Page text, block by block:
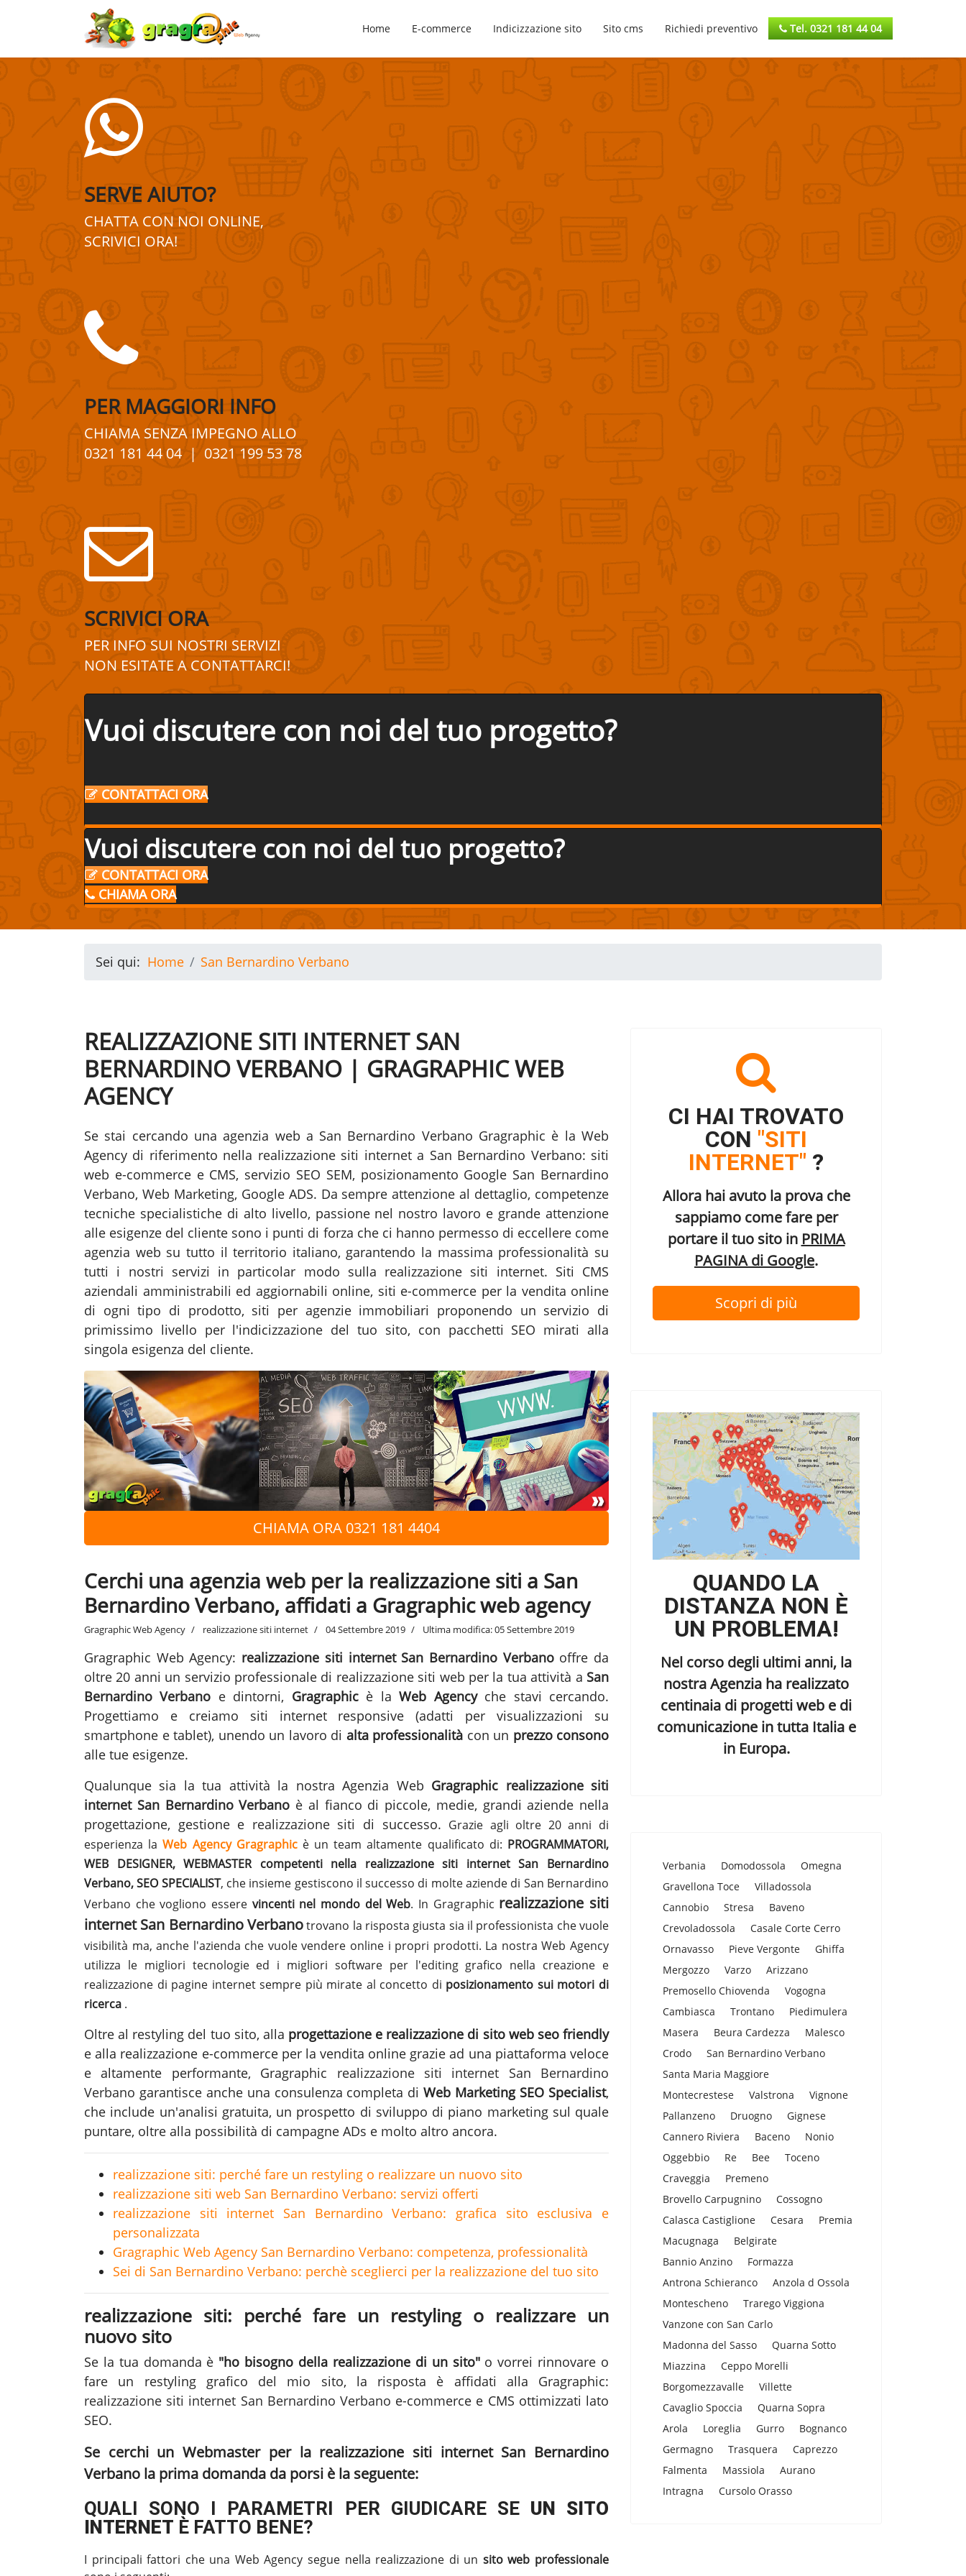
Home E-commerce Indicizzazione sito Sito cms Richiedi preventivo Tel. 0321 181 44 04
SERVE AIUTO?
CHATTA CON NOI ONLINE,
SCRIVICI ORA!
PERMAGGIORI INFO
CHIAMA SENZA IMPEGNO ALLO
0321 181 44 04| 0321 199 53 78
SCRIVICI ORA
PER INFO SUI NOSTRISERVIZI
NON ESITATE ACONTATTARCI!
Vuoi discutere con noi del tuo progetto?
CONTATTACI ORA
Vuoi discutere con noi del tuo progetto?
CONTATTACI ORA
CHIAMA ORA
Sei qui: Home San Bernardino Verbano
REALIZZAZIONE SITI INTERNET SAN
BERNARDINO VERBANO | GRAGRAPHIC WEB
AGENCY
Se stai cercando una agenzia web a San Bernardino Verbano Gragraphic è la Web
Agency di riferimento nella realizzazione siti internet a San Bernardino Verbano: siti
web e-commerce e CMS, servizio SEO SEM, posizionamento Google San Bernardino
Verbano, Web Marketing, Google ADS. Da sempre attenzione al dettaglio, competenze
tecniche specialistiche di alto livello, passione nel nostro lavoro e grande attenzione
alle esigenze del cliente sono i punti di forza che ci hanno permesso di eccellere come
agenzia web su tutto il territorio italiano, garantendo la massima professionalità su
tutti i nostri servizi in particolar modo sulla realizzazione siti internet. Siti CMS
aziendali amministrabili ed aggiornabili online, siti e-commerce per la vendita online
di ogni tipo di prodotto, siti per agenzie immobiliari proponendo un servizio di
primissimo livello per l'indicizzazione del tuo sito, con pacchetti SEO mirati alla
singola esigenza del cliente.
CHIAMA ORA 0321 181 4404
Cerchi una agenzia web per la realizzazione siti a San
Bernardino Verbano, affidati a Gragraphic web agency
Gragraphic Web Agency realizzazione siti internet 04 Settembre 2019 Ultima modifica: 05 Settembre 2019
Gragraphic Web Agency: realizzazione siti internet San Bernardino Verbanooffre da
oltre 20 anni un servizio professionale di realizzazione siti web per la tua attività a San
Bernardino Verbano e dintorni, Gragraphic è laWeb Agencyche stavi cercando.
Progettiamo e creiamo siti internet responsive (adatti per visualizzazioni su
smartphone e tablet), unendo un lavoro di alta professionalità con un prezzo consono
alle tue esigenze.
Qualunque sia la tua attività la nostra Agenzia Web Gragraphic realizzazione siti
internet San Bernardino Verbano è al fianco di piccole, medie, grandi aziende nella
progettazione, gestione e realizzazione siti di successo. Grazie agli oltre 20 anni di
esperienza laWeb Agency Gragraphicè un team altamente qualificato di: PROGRAMMATORI,
WEB DESIGNER, WEBMASTER competenti nella realizzazione siti internet San Bernardino
Verbano, SEO SPECIALIST, che insieme gestiscono il successo di molte aziende di San Bernardino
Verbano che vogliono essere vincenti nel mondo del Web. In Gragraphic realizzazione siti
internet San Bernardino Verbanotrovano la risposta giusta sia il professionista che vuole
visibilità ma, anche l'azienda che vuole vendere online i propri prodotti. La nostra Web Agency
utilizza le migliori tecnologie ed i migliori software per l'editing grafico nella creazione e
realizzazione di pagine internet sempre più mirate al concetto di posizionamento sui motori di
ricerca .
Oltre al restyling del tuo sito, alla progettazione e realizzazione di sito web seo friendly
e alla realizzazione e-commerce per la vendita online grazie ad una piattaforma veloce
e altamente performante, Gragraphic realizzazione siti internet San Bernardino
Verbano garantisce anche una consulenza completa diWeb Marketing SEO Specialist,
che include un'analisi gratuita, un prospetto di sviluppo di piano marketing sul quale
puntare, oltre alla possibilità di campagne ADs e molto altro ancora.
realizzazione siti: perché fare un restyling o realizzare un nuovo sito
realizzazione siti web San Bernardino Verbano: servizi offerti
realizzazione siti internet San Bernardino Verbano: grafica sito esclusiva e
personalizzata
Gragraphic Web Agency San Bernardino Verbano: competenza, professionalità
Sei di San Bernardino Verbano: perchè sceglierci per la realizzazione del tuo sito
realizzazione siti: perché fare un restyling o realizzare un
nuovo sito
Se la tua domanda è "ho bisogno della realizzazione di un sito"o vorrei rinnovare o
fare un restyling grafico del mio sito, la risposta è affidati alla Gragraphic:
realizzazione siti internet San Bernardino Verbano e-commerce e CMS ottimizzati lato
SEO.
Se cerchi un Webmaster per la realizzazione siti internet San Bernardino
Verbano la prima domanda da porsi è la seguente:
QUALI SONO I PARAMETRI PER GIUDICARE SEUN SITO
INTERNET È FATTO BENE?
I principali fattori che una Web Agency segue nella realizzazione di un sito web professionale
CI HAI TROVATO
CON "SITI
INTERNET" ?
Allora hai avuto la prova che
sappiamo come fare per
portare il tuo sito in PRIMA
PAGINA di Google.
Scopri di più
QUANDO LA
DISTANZA NON È
UN PROBLEMA!
Nel corso degli ultimi anni, la
nostra Agenzia ha realizzato
centinaia di progetti web e di
comunicazione in tutta Italia e
in Europa.
Verbania Domodossola
Omegna
Gravellona Toce
Villadossola
Cannobio
Stresa
Baveno
Crevoladossola
Casale Corte Cerro
Ornavasso
Pieve Vergonte
Ghiffa
Mergozzo
Varzo
Arizzano
Premosello Chiovenda
Vogogna
Cambiasca
Trontano
Piedimulera
Masera
Beura Cardezza
Malesco
Crodo
San Bernardino Verbano
Santa Maria Maggiore
Montecrestese
Valstrona
Vignone
Pallanzeno
Druogno
Gignese
Cannero Riviera
Baceno
Nonio
Oggebbio
Re Bee
Toceno
Craveggia
Premeno
Brovello Carpugnino
Cossogno
Calasca Castiglione
Cesara
Premia
Macugnaga
Belgirate
Bannio Anzino
Formazza
Antrona Schieranco
Anzola d Ossola
Montescheno
Trarego Viggiona
Vanzone con San Carlo
Madonna del Sasso
Quarna Sotto
Miazzina
Ceppo Morelli
Borgomezzavalle
Villette
Cavaglio Spoccia
Quarna Sopra
Arola
Loreglia Gurro
Bognanco
Germagno
Trasquera
Caprezzo
Falmenta
Massiola
Aurano
Intragna
Cursolo Orasso